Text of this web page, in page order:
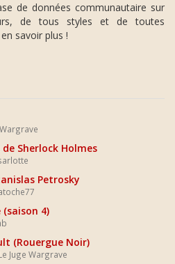
de données communautaire sur
de tous styles et de toutes
savoir plus !
Sherlock Holmes
Petrosky
4)
(Rouergue Noir)
Juge Wargrave